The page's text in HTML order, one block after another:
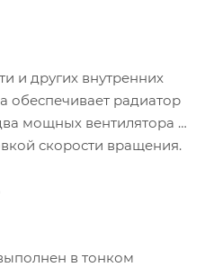
и других внутренних
обеспечивает радиатор
мощных вентилятора с
скорости вращения.
в тонком